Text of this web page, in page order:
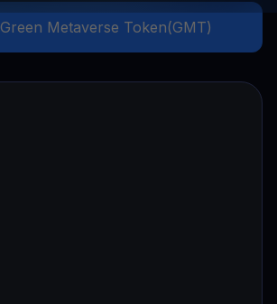
Green Metaverse Token(GMT)